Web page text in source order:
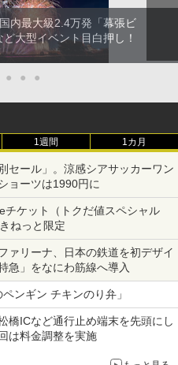
内最大級2.4万発「幕張ビ
大型イベント目白押し！
● ● ●
1週間 1カ月
セール」。涼感シアサッカーワン
ョーツは1990円に
チケット（トクだ値スペシャル
ねっと限定
ァリーナ、日本の鉄道を初デザイ
急」をなにわ筋線へ導入
ンギン チキンのり弁」
橋ICなど通行止め端末を先頭にし
は料金調整を実施